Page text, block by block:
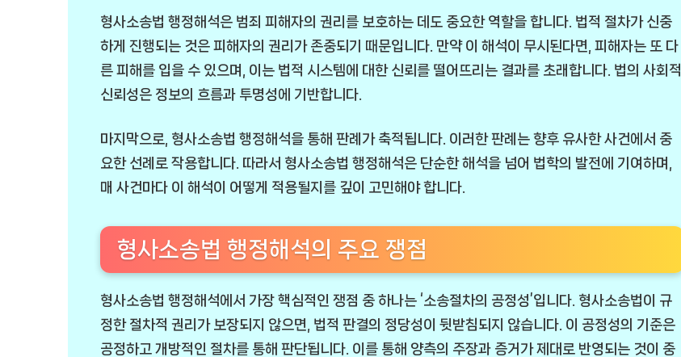
형사소송법 행정해석은 범죄 피해자의 권리를 보호하는 데도 중요한 역할을 합니다. 법적 절차가 신중
하게 진행되는 것은 피해자의 권리가 존중되기 때문입니다. 만약 이 해석이 무시된다면, 피해자는 또 다
른 피해를 입을 수 있으며, 이는 법적 시스템에 대한 신뢰를 떨어뜨리는 결과를 초래합니다. 법의 사회적
신뢰성은 정보의 흐름과 투명성에 기반합니다.
마지막으로, 형사소송법 행정해석을 통해 판례가 축적됩니다. 이러한 판례는 향후 유사한 사건에서 중
요한 선례로 작용합니다. 따라서 형사소송법 행정해석은 단순한 해석을 넘어 법학의 발전에 기여하며,
매 사건마다 이 해석이 어떻게 적용될지를 깊이 고민해야 합니다.
형사소송법 행정해석의 주요 쟁점
형사소송법 행정해석에서 가장 핵심적인 쟁점 중 하나는 ‘소송절차의 공정성’입니다. 형사소송법이 규
정한 절차적 권리가 보장되지 않으면, 법적 판결의 정당성이 뒷받침되지 않습니다. 이 공정성의 기준은
공정하고 개방적인 절차를 통해 판단됩니다. 이를 통해 양측의 주장과 증거가 제대로 반영되는 것이 중